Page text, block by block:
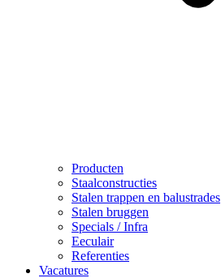
Producten
Staalconstructies
Stalen trappen en balustrades
Stalen bruggen
Specials / Infra
Eeculair
Referenties
Vacatures